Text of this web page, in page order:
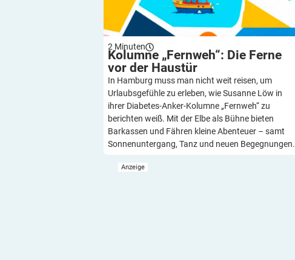
2 Minuten
Kolumne „Fernweh“: Die Ferne
vor der Haustür
In Hamburg muss man nicht weit reisen, um
Urlaubsgefühle zu erleben, wie Susanne Löw in
ihrer Diabetes-Anker-Kolumne „Fernweh“ zu
berichten weiß. Mit der Elbe als Bühne bieten
Barkassen und Fähren kleine Abenteuer – samt
Sonnenuntergang, Tanz und neuen Begegnungen.